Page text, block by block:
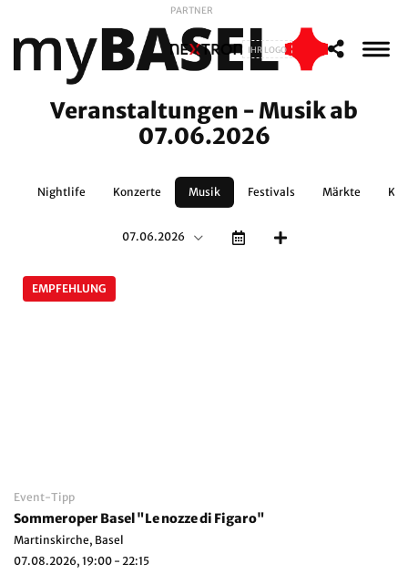
PARTNER
IHR LOGO
Veranstaltungen - Musik ab
07.06.2026
Nightlife Konzerte Musik Festivals Märkte
07.06.2026
EMPFEHLUNG
Event-Tipp
Sommeroper Basel "Le nozze di Figaro"
Martinskirche, Basel
07.08.2026, 19:00 - 22:15